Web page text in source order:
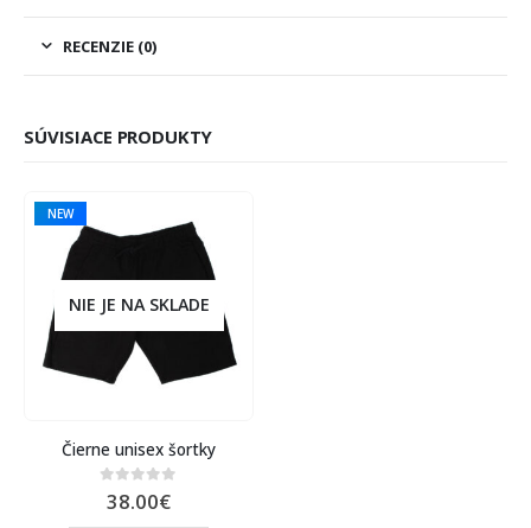
RECENZIE (0)
SÚVISIACE PRODUKTY
NEW
NIE JE NA SKLADE
Čierne unisex šortky
0out of 5
38.00€